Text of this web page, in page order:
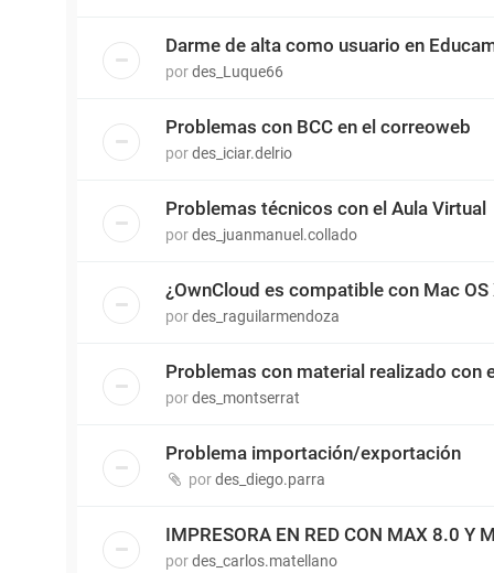
Darme de alta como usuario en
pordes_Luque66
Problemas con BCC en el correoweb
pordes_iciar.delrio
Problemas técnicos con el Aula Virtual
pordes_juanmanuel.collado
¿OwnCloud es compatible con Mac OS
pordes_raguilarmendoza
Problemas con material realizado con
pordes_montserrat
Problema importación/exportación
pordes_diego.parra
IMPRESORA EN RED CON MAX 8.0 Y
pordes_carlos.matellano